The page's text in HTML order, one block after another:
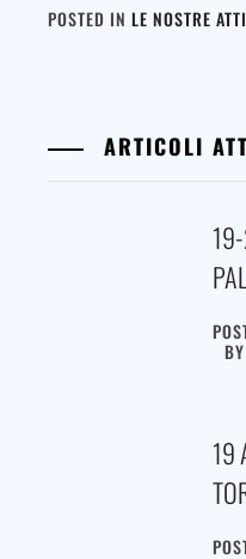
POSTED IN LE NOSTRE
ARTICOLI
BY
19